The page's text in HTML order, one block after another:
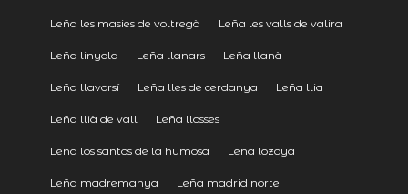
Leña les masies de voltregà Leña les valls de valira
Leña linyola Leña llanars Leña llanà
Leña llavorsí Leña lles de cerdanya Leña llia
Leña llià de vall Leña llosses
Leña los santos de la humosa Leña lozoya
Leña madremanya Leña madrid norte